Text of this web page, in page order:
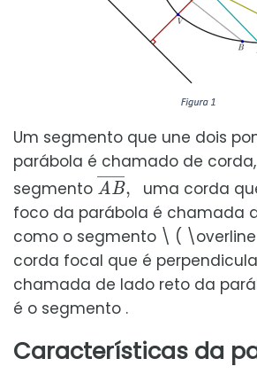
Um segmento que une dois
parábola é chamado de
segmento
AB¯,
uma corda
foco da parábola é chamada
como o segmento \ (
corda focal que é
chamada de lado reto da
é o segmento .
Características da